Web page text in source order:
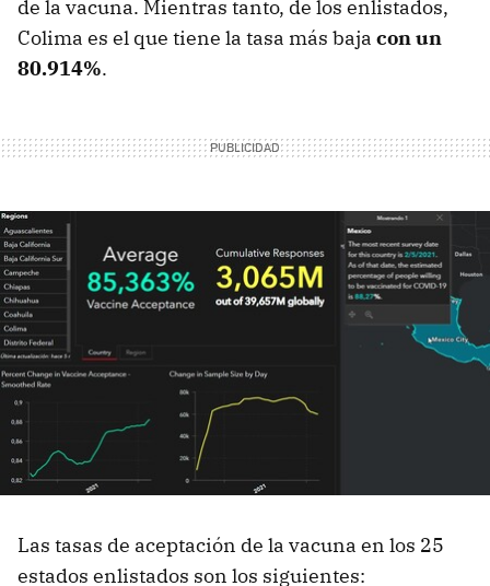
de la vacuna. Mientras tanto, de los enlistados,
Colima es el que tiene la tasa más baja con un
80.914%.
Las tasas de aceptación de la vacuna en los 25
estados enlistados son los siguientes: